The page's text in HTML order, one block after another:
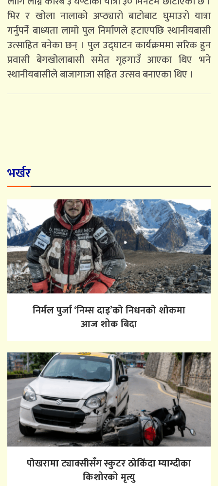
भिर र खोला नालाको अप्ठ्यारो बाटोबाट घुमाउरो यात्रा
गर्नुपर्ने बाध्यता लामो पुल निर्माणले हटाएपछि स्थानीयबासी
उत्साहित बनेका छन् । पुल उद्घाटन कार्यक्रममा सरिक हुन
प्रवासी बेगखोलाबासी समेत गृहगाउँ आएका थिए भने
स्थानीयबासीले बाजागाजा सहित उत्सव बनाएका थिए ।
भर्खर
निर्मल पुर्जा ‘निम्स दाइ’को निधनको शोकमा
आज शोक बिदा
पोखरामा ट्याक्सीसँग स्कुटर ठोकिँदा म्याग्दीका
किशोरको मृत्यु